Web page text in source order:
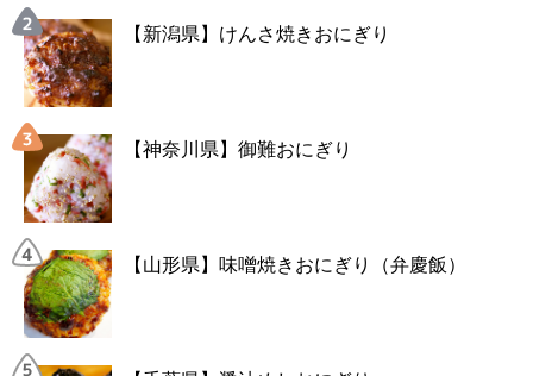
【新潟県】けんさ焼きおにぎり
【神奈川県】御難おにぎり
【山形県】味噌焼きおにぎり（弁慶飯）